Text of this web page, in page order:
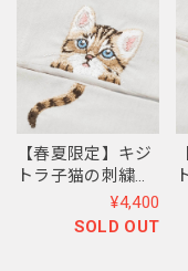
【春夏限定】キジ
トラ子猫の刺繍／
ショート・ロング
／東かがわで一貫
¥4,400
SOLD OUT